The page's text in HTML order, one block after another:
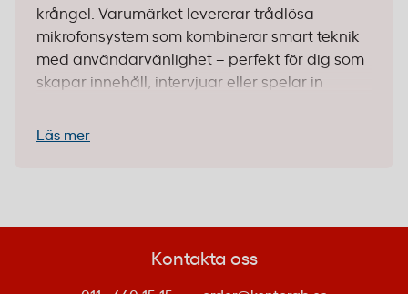
krångel. Varumärket levererar trådlösa
mikrofonsystem som kombinerar smart teknik
med användarvänlighet – perfekt för dig som
skapar innehåll, intervjuar eller spelar in
brusreducering får du proffsig ljudkvalitet till
använder 2,4 GHz-frekvens som ger stabil
Läs mer
Kontakta oss